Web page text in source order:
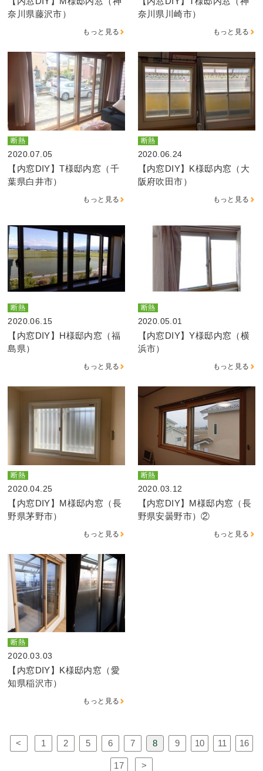
奈川県藤沢市）
もっと見る
奈川県川崎市）
もっと見る
断熱
2020.07.05
【内窓DIY】T様邸内窓（千
葉県白井市）
もっと見る
断熱
2020.06.24
【内窓DIY】K様邸内窓（大
阪府吹田市）
もっと見る
断熱
2020.06.15
【内窓DIY】H様邸内窓（福
島県）
もっと見る
断熱
2020.05.01
【内窓DIY】Y様邸内窓（横
浜市）
もっと見る
断熱
2020.04.25
【内窓DIY】M様邸内窓（長
野県茅野市）
もっと見る
断熱
2020.03.12
【内窓DIY】M様邸内窓（長
野県安曇野市）②
もっと見る
断熱
2020.03.03
【内窓DIY】K様邸内窓（愛
知県稲沢市）
もっと見る
< 1 2 5 6 7 8 9 10 11 16
17 >